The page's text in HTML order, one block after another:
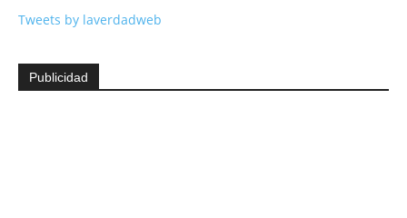
Tweets by laverdadweb
Publicidad